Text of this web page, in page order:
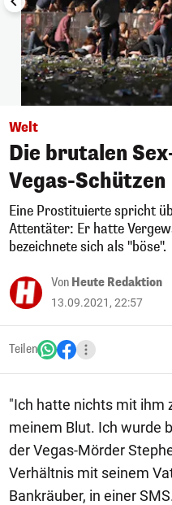
Welt
Die brutalen
Vegas-Schützen
Eine Prostituierte spricht
Attentäter: Er hatte
bezeichnete sich als "böse".
Von Heute Redaktion
13.09.2021, 22:57
Teilen
"Ich hatte nichts mit ihm
meinem Blut. Ich wurde
der Vegas-Mörder
Verhältnis mit seinem
Bankräuber, in einer